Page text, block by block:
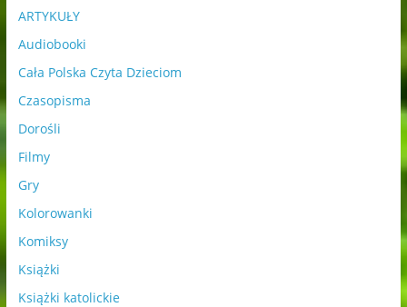
ARTYKUŁY
Audiobooki
Cała Polska Czyta Dzieciom
Czasopisma
Dorośli
Filmy
Gry
Kolorowanki
Komiksy
Książki
Książki katolickie